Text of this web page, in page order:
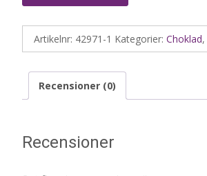
Artikelnr: 42971-1 Kategorier: Choklad,
Recensioner (0)
Recensioner